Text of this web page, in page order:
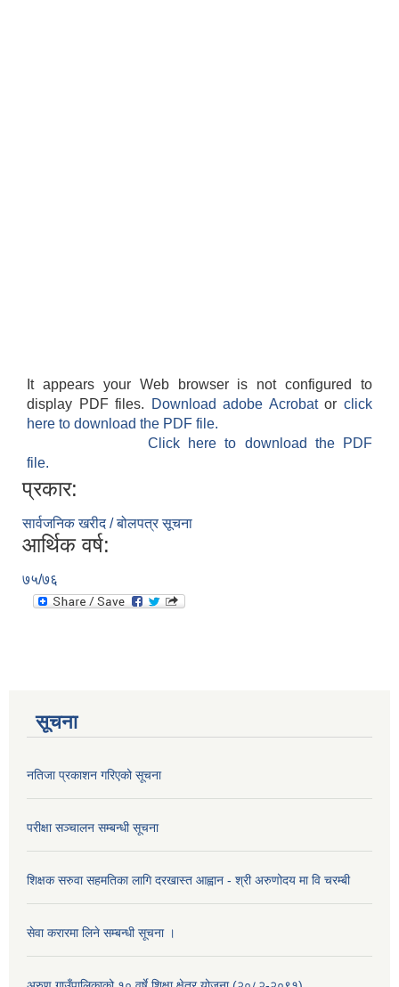
It appears your Web browser is not configured to
display PDF files.
Download adobe Acrobatorclick
here to download the PDF file.
Click here to download the PDF
file.
प्रकार:
सार्वजनिक खरीद / बोलपत्र सूचना
आर्थिक वर्ष:
७५/७६
सूचना
नतिजा प्रकाशन गरिएको सूचना
परीक्षा सञ्चालन सम्बन्धी सूचना
शिक्षक सरुवा सहमतिका लागि दरखास्त आह्वान - श्री अरुणोदय मा वि चरम्बी
सेवा करारमा लिने सम्बन्धी सूचना ।